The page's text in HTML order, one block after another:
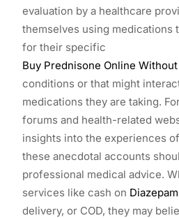
evaluation by a healthcare
themselves using medications
for their specific
Buy Prednisone Online
conditions or that might
medications they are taking.
forums and health-related
insights into the experiences
these anecdotal accounts
professional medical advice.
services like cash on
delivery, or COD, they may